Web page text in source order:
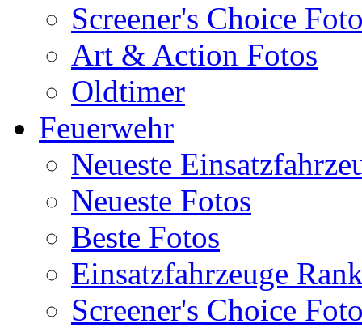
Screener's Choice
Art & Action Fotos
Oldtimer
Feuerwehr
Neueste
Neueste Fotos
Beste Fotos
Einsatzfahrzeuge
Screener's Choice